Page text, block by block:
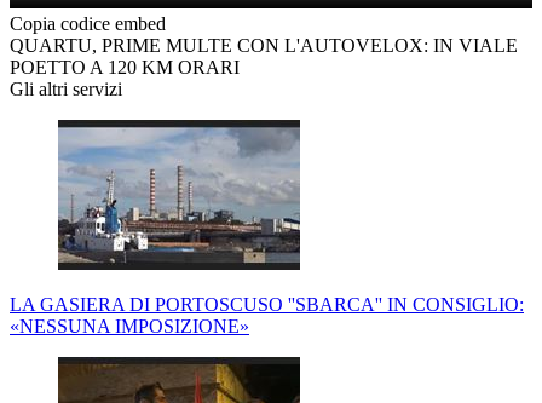
Copia codice embed
QUARTU, PRIME MULTE CON L'AUTOVELOX: IN VIALE
POETTO A 120 KM ORARI
Gli altri servizi
LA GASIERA DI PORTOSCUSO ''SBARCA'' IN CONSIGLIO:
«NESSUNA IMPOSIZIONE»